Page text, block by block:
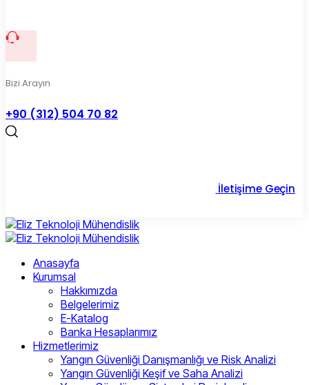
Bizi Arayın
+90 (312) 504 70 82
İletişime Geçin
Anasayfa
Kurumsal
Hakkımızda
Belgelerimiz
E-Katalog
Banka Hesaplarımız
Hizmetlerimiz
Yangın Güvenliği Danışmanlığı ve Risk Analizi
Yangın Güvenliği Keşif ve Saha Analizi